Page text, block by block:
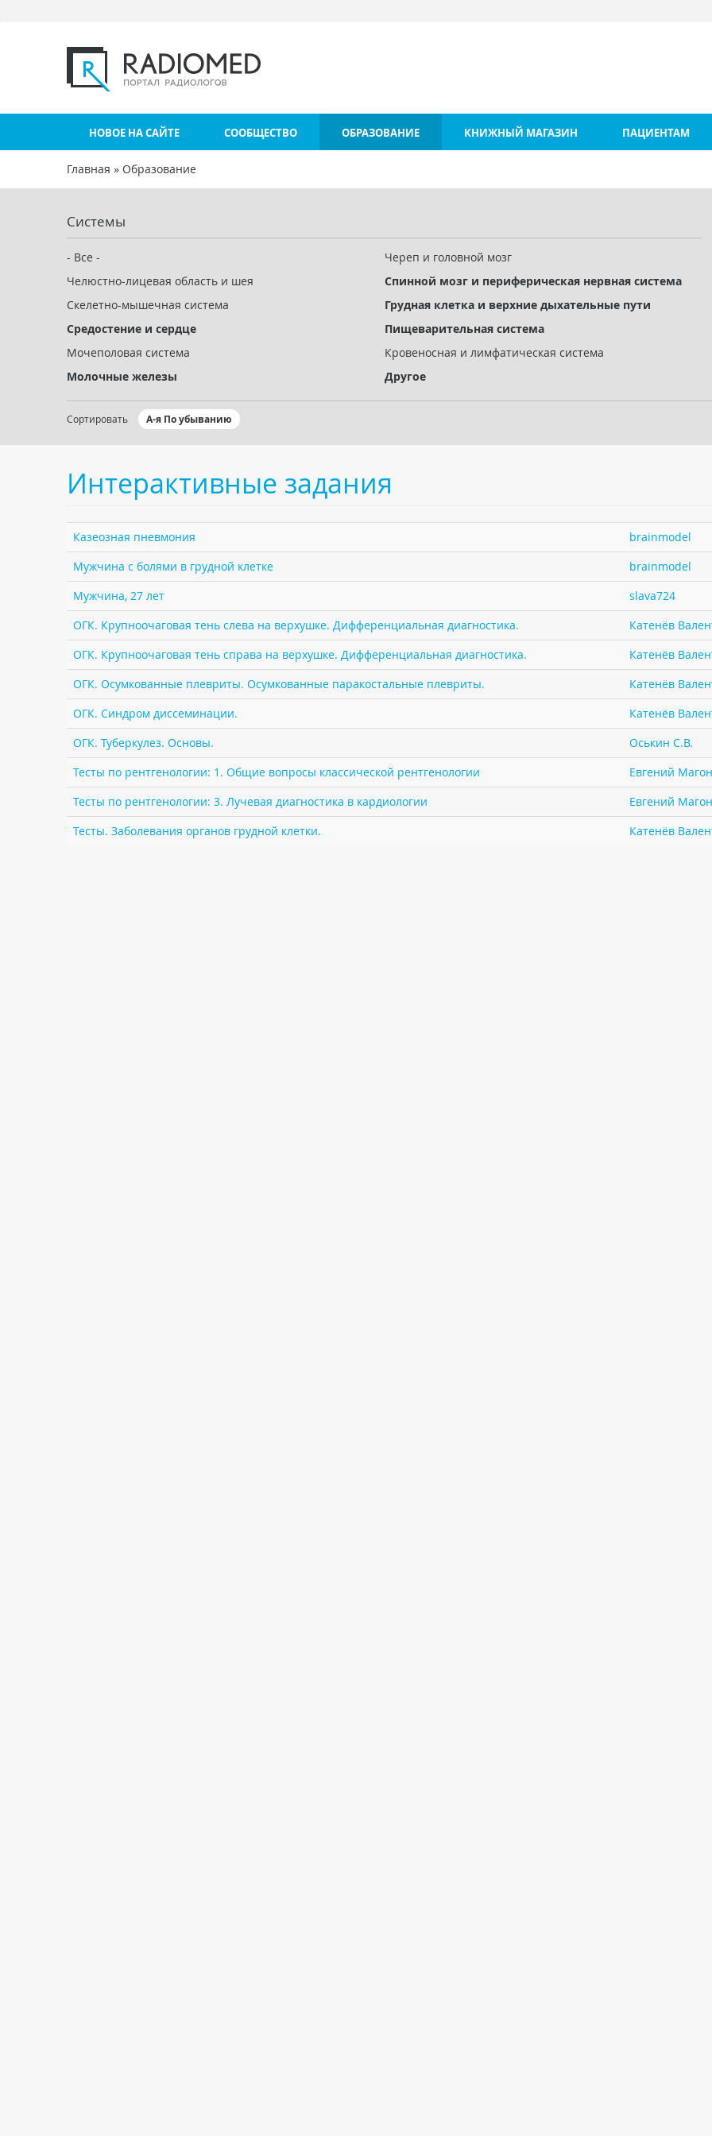
НОВОЕ НА САЙТЕ СООБЩЕСТВО ОБРАЗОВАНИЕ КНИЖНЫЙ МАГАЗИН ПАЦИЕНТАМ
Вы здесь
Главная » Образование
Системы
- Все -
Череп и головной мозг
Челюстно-лицевая область и шея
Спинной мозг и периферическая нервная система
Скелетно-мышечная система
Грудная клетка и верхние дыхательные пути
Средостение и сердце
Пищеварительная система
Мочеполовая система
Кровеносная и лимфатическая система
Молочные железы
Другое
Сортировать А-я По убыванию
Интерактивные задания
Казеозная пневмония
brainmodel
Мужчина с болями в грудной клетке
brainmodel
Мужчина, 27 лет
slava724
ОГК. Крупноочаговая тень слева на верхушке. Дифференциальная диагностика.
Катенёв
ОГК. Крупноочаговая тень справа на верхушке. Дифференциальная диагностика.
Катенёв
ОГК. Осумкованные плевриты. Осумкованные паракостальные плевриты.
Катенёв
ОГК. Синдром диссеминации.
Катенёв
ОГК. Туберкулез. Основы.
Оськин С.В.
Тесты по рентгенологии: 1. Общие вопросы классической рентгенологии
Евгений
Тесты по рентгенологии: 3. Лучевая диагностика в кардиологии
Евгений
Тесты. Заболевания органов грудной клетки.
Катенёв